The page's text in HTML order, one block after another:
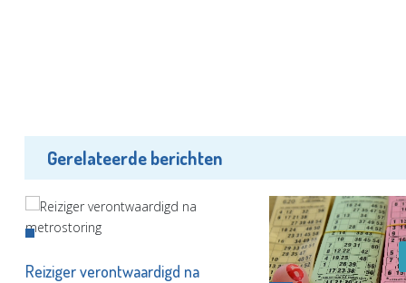
Gerelateerde berichten
Reiziger verontwaardigd na